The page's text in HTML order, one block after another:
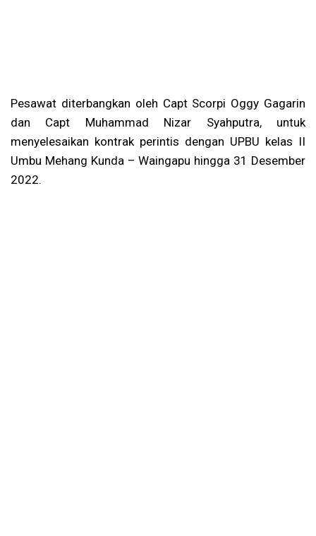
Pesawat diterbangkan oleh Capt Scorpi Oggy Gagarin
dan Capt Muhammad Nizar Syahputra, untuk
menyelesaikan kontrak perintis dengan UPBU kelas II
Umbu Mehang Kunda – Waingapu hingga 31 Desember
2022.